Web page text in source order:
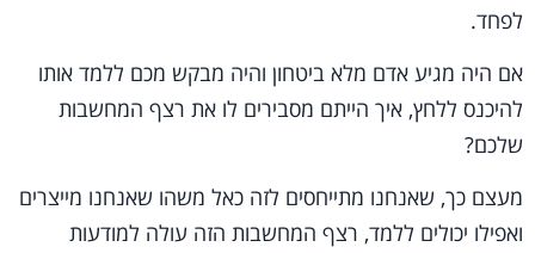
לפחד.
אם היה מגיע אדם מלא ביטחון והיה מבקש מכם ללמד אותו
להיכנס ללחץ, איך הייתם מסבירים לו את רצף המחשבות
שלכם?
מעצם כך, שאנחנו מתייחסים לזה כאל משהו שאנחנו מייצרים
ואפילו יכולים ללמד, רצף המחשבות הזה עולה למודעות